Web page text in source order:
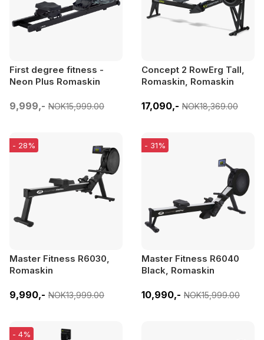
First degree fitness -
Neon Plus Romaskin
9,999,- NOK15,999.00
Concept 2 RowErg Tall,
Romaskin, Romaskin
17,090,- NOK18,369.00
- 28%
Master Fitness R6030,
Romaskin
9,990,- NOK13,999.00
- 31%
Master Fitness R6040
Black, Romaskin
10,990,- NOK15,999.00
- 4%